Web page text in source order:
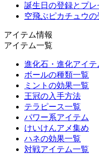
誕生日の登録とプレ
空飛ぶピカチュウ
アイテム情報
アイテム一覧
進化石・進化アイテ
ボールの種類一覧
ミントの効果一覧
王冠の入手方法
テラピース一覧
パワー系アイテム
けいけんアメ集め
ハネの効果一覧
対戦アイテム一覧